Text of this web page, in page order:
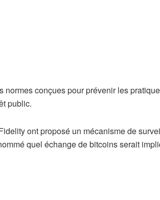
normes conçues pour prévenir les
public.
ont proposé un mécanisme de
quel échange de bitcoins serait